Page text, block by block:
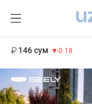
146 сум -0.18